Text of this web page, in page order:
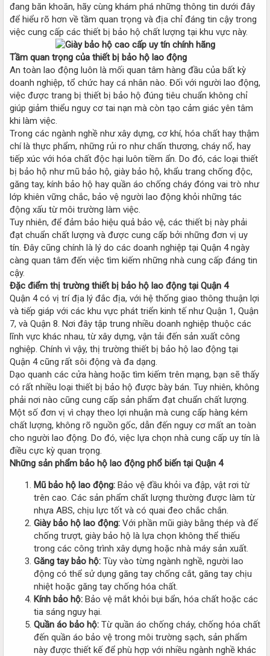
đang băn khoăn, hãy cùng khám phá những thông tin dưới đây
để hiểu rõ hơn về tầm quan trọng và địa chỉ đáng tin cậy trong
việc cung cấp các thiết bị bảo hộ chất lượng tại khu vực này.
Tầm quan trọng của thiết bị bảo hộ lao động
An toàn lao động luôn là mối quan tâm hàng đầu của bất kỳ
doanh nghiệp, tổ chức hay cá nhân nào. Đối với người lao động,
việc được trang bị thiết bị bảo hộ đúng tiêu chuẩn không chỉ
giúp giảm thiểu nguy cơ tai nạn mà còn tạo cảm giác yên tâm
khi làm việc.
Trong các ngành nghề như xây dựng, cơ khí, hóa chất hay thậm
chí là thực phẩm, những rủi ro như chấn thương, cháy nổ, hay
tiếp xúc với hóa chất độc hại luôn tiềm ẩn. Do đó, các loại thiết
bị bảo hộ như mũ bảo hộ, giày bảo hộ, khẩu trang chống độc,
găng tay, kính bảo hộ hay quần áo chống cháy đóng vai trò như
lớp khiên vững chắc, bảo vệ người lao động khỏi những tác
động xấu từ môi trường làm việc.
Tuy nhiên, để đảm bảo hiệu quả bảo vệ, các thiết bị này phải
đạt chuẩn chất lượng và được cung cấp bởi những đơn vị uy
tín. Đây cũng chính là lý do các doanh nghiệp tại Quận 4 ngày
càng quan tâm đến việc tìm kiếm những nhà cung cấp đáng tin
cậy.
Đặc điểm thị trường thiết bị bảo hộ lao động tại Quận 4
Quận 4 có vị trí địa lý đắc địa, với hệ thống giao thông thuận lợi
và tiếp giáp với các khu vực phát triển kinh tế như Quận 1, Quận
7, và Quận 8. Nơi đây tập trung nhiều doanh nghiệp thuộc các
lĩnh vực khác nhau, từ xây dựng, vận tải đến sản xuất công
nghiệp. Chính vì vậy, thị trường thiết bị bảo hộ lao động tại
Quận 4 cũng rất sôi động và đa dạng.
Dạo quanh các cửa hàng hoặc tìm kiếm trên mạng, bạn sẽ thấy
có rất nhiều loại thiết bị bảo hộ được bày bán. Tuy nhiên, không
phải nơi nào cũng cung cấp sản phẩm đạt chuẩn chất lượng.
Một số đơn vị vì chạy theo lợi nhuận mà cung cấp hàng kém
chất lượng, không rõ nguồn gốc, dẫn đến nguy cơ mất an toàn
cho người lao động. Do đó, việc lựa chọn nhà cung cấp uy tín là
điều cực kỳ quan trọng.
Những sản phẩm bảo hộ lao động phổ biến tại Quận 4
Mũ bảo hộ lao động: Bảo vệ đầu khỏi va đập, vật rơi từ
trên cao. Các sản phẩm chất lượng thường được làm từ
nhựa ABS, chịu lực tốt và có quai đeo chắc chắn.
Giày bảo hộ lao động: Với phần mũi giày bằng thép và đế
chống trượt, giày bảo hộ là lựa chọn không thể thiếu
trong các công trình xây dựng hoặc nhà máy sản xuất.
Găng tay bảo hộ: Tùy vào từng ngành nghề, người lao
động có thể sử dụng găng tay chống cắt, găng tay chịu
nhiệt hoặc găng tay chống hóa chất.
Kính bảo hộ: Bảo vệ mắt khỏi bụi bẩn, hóa chất hoặc các
tia sáng nguy hại.
Quần áo bảo hộ: Từ quần áo chống cháy, chống hóa chất
đến quần áo bảo vệ trong môi trường sạch, sản phẩm
này được thiết kế để phù hợp với nhiều ngành nghề khác